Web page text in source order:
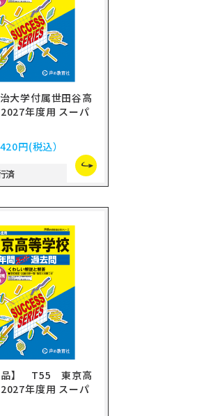
大学付属世田谷高
年度用 スーパ
円(税込）
済
品】 T55 東京高
年度用 スーパ